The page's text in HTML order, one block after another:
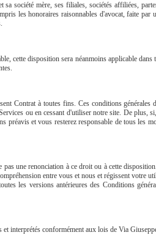
société mère, ses filiales, sociétés affiliées,
les honoraires raisonnables d'avocat, faite
cette disposition sera néanmoins applicable
Contrat à toutes fins. Ces conditions
ou en cessant d'utiliser notre site. De plus,
et vous resterez responsable de tous les
une renonciation à ce droit ou à cette
entre vous et nous et régissent votre
les versions antérieures des Conditions
interprétés conformément aux lois de Via